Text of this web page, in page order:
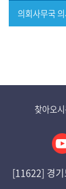
의회사무국
찾아오
[11622] 경기